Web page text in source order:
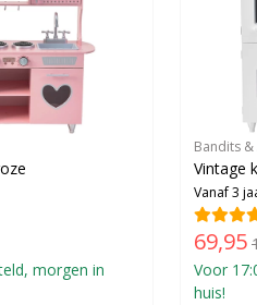
morgen in
Bandits
Vintage
Vanaf 3
69,95
Voor
huis!